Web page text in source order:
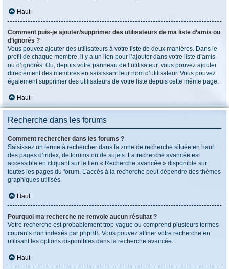
Haut
Comment puis-je ajouter/supprimer des utilisateurs de ma liste d’amis ou
d’ignorés ?
Vous pouvez ajouter des utilisateurs à votre liste de deux manières. Dans le
profil de chaque membre, il y a un lien pour l’ajouter dans votre liste d’amis
ou d’ignorés. Ou, depuis votre panneau de l’utilisateur, vous pouvez ajouter
directement des membres en saisissant leur nom d’utilisateur. Vous pouvez
également supprimer des utilisateurs de votre liste depuis cette même page.
Haut
Recherche dans les forums
Comment rechercher dans les forums ?
Saisissez un terme à rechercher dans la zone de recherche située en haut
des pages d’index, de forums ou de sujets. La recherche avancée est
accessible en cliquant sur le lien « Recherche avancée » disponible sur
toutes les pages du forum. L’accès à la recherche peut dépendre des thèmes
graphiques utilisés.
Haut
Pourquoi ma recherche ne renvoie aucun résultat ?
Votre recherche est probablement trop vague ou comprend plusieurs termes
courants non indexés par phpBB. Vous pouvez affiner votre recherche en
utilisant les options disponibles dans la recherche avancée.
Haut